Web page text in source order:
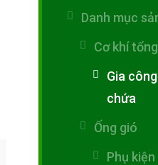
Danh mục
Cơ khí
Gia
chứa
Ống gió
Phụ